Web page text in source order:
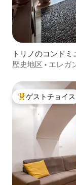
トリノのコンドミ
歴史地区 • エレガ
大好評のゲストチ
ゲストチョイス